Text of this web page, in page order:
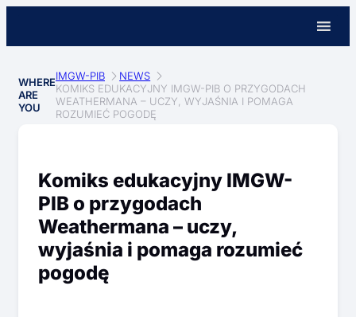
WHERE
ARE
YOU
IMGW-PIB
NEWS
KOMIKS EDUKACYJNY IMGW-PIB O PRZYGODACH
WEATHERMANA – UCZY, WYJAŚNIA I POMAGA
ROZUMIEĆ POGODĘ
Komiks edukacyjny IMGW-
PIB o przygodach
Weathermana – uczy,
wyjaśnia i pomaga rozumieć
pogodę